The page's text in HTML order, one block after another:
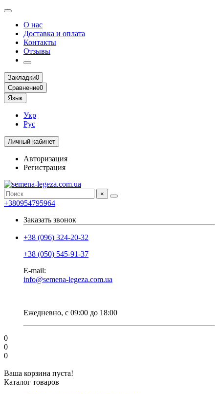
О нас
Доставка и оплата
Контакты
Отзывы
Закладки0
Сравнение0
Язык
Укр
Рус
Личный кабинет
Авторизация
Регистрация
×
+380954795964
Заказать звонок
+38 (096) 324-20-32
+38 (050) 545-91-37
E-mail:
info@semena-legeza.com.ua
Ежедневно, с 09:00 до 18:00
0
0
0
Ваша корзина пуста!
Каталог товаров